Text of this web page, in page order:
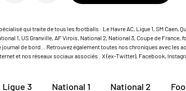
qui traite de tous les footballs : Le Havre AC, Ligue 1, SM Caen,
1, US Granville, AF Virois, National 2, National 3, Coupe de France,
de bord... Retrouvez également toutes nos chroniques avec les
et nos réseaux sociaux associés : X (ex-Twitter), Facebook,
Ligue 3 National 1 National 2